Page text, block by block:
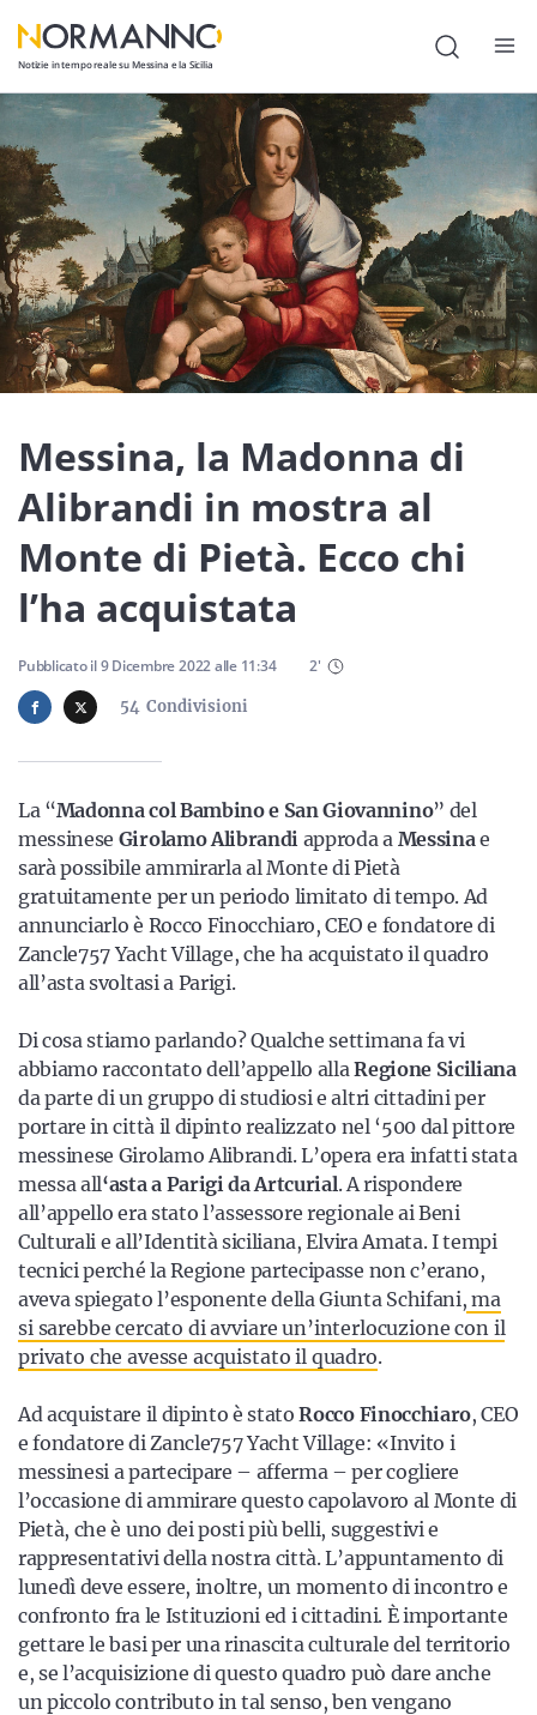
Notizie in tempo reale su Messina e la Sicilia
Attualità
Cronaca
Politica
Cultura
Lavoro
Società
Economia
Sport
Sicilia
Servizi
Resta sempre aggiornato con le ultime news, iscriviti alla
Iscriviti
Messina, la Madonna di
Alibrandi in mostra al
Monte di Pietà. Ecco chi
l’ha acquistata
54 Condivisioni
Pubblicato il9 Dicembre 2022alle 11:34 2'
La “Madonna col Bambino e San Giovannino” del
messinese Girolamo Alibrandi approda a Messinae
sarà possibile ammirarla al Monte di Pietà
gratuitamente per un periodo limitato di tempo. Ad
annunciarlo è Rocco Finocchiaro, CEO e fondatore di
Zancle757 Yacht Village, che ha acquistato il quadro
all’asta svoltasi a Parigi.
Di cosa stiamo parlando? Qualche settimana fa vi
abbiamo raccontato dell’appello allaRegione Siciliana
da parte di un gruppo di studiosi e altri cittadini per
portare in città il dipinto realizzato nel ‘500 dal pittore
messinese Girolamo Alibrandi. L’opera era infatti stata
messa all‘asta a Parigi da Artcurial. A rispondere
all’appello era stato l’assessore regionale ai Beni
Culturali e all’Identità siciliana, Elvira Amata. I tempi
tecnici perché la Regione partecipasse non c’erano,
aveva spiegato l’esponente della Giunta Schifani, ma
si sarebbe cercato di avviare un’interlocuzione con il
privato che avesse acquistato il quadro.
Ad acquistare il dipinto è statoRocco Finocchiaro, CEO
e fondatore di Zancle757 Yacht Village: «Invito i
messinesi a partecipare – afferma – per cogliere
l’occasione di ammirare questo capolavoro al Monte di
Pietà, che è uno dei posti più belli, suggestivi e
rappresentativi della nostra città. L’appuntamento di
lunedì deve essere, inoltre, un momento di incontro e
confronto fra le Istituzioni ed i cittadini. È importante
gettare le basi per una rinascita culturale del territorio
e, se l’acquisizione di questo quadro può dare anche
un piccolo contributo in tal senso, ben vengano